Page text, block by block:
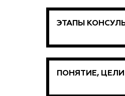
ЭТАПЫ
ПОНЯТИЕ,